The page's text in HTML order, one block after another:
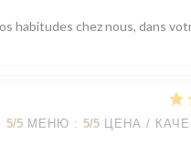
habitudes chez nous, dans
5/5 МЕНЮ : 5/5 ЦЕНА /